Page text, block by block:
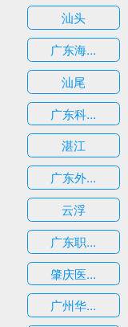
汕头
广东海...
汕尾
广东科...
湛江
广东外...
云浮
广东职...
肇庆医...
广州华...